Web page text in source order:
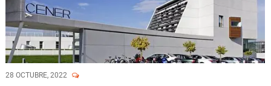
28 OCTUBRE, 2022